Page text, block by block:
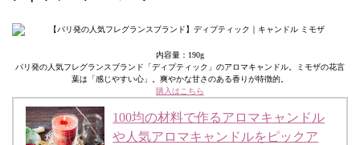
内容量：190g
パリ発の人気フレグランスブランド「ディプティック」のアロマキャンドル。ミモザの花言
葉は「感じやすい心」。爽やかな甘さのある香りが特徴的。
購入はこちら
100均の材料で作るアロマキャンドル
や人気アロマキャンドルをピックア